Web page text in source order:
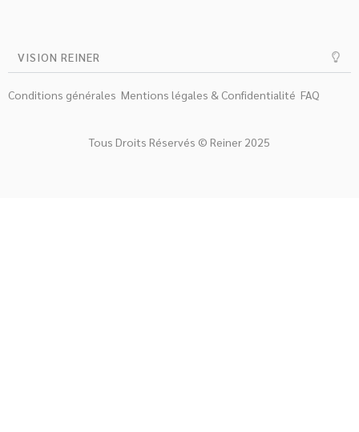
VISION REINER
Conditions générales Mentions légales & Confidentialité FAQ
Tous Droits Réservés © Reiner 2025